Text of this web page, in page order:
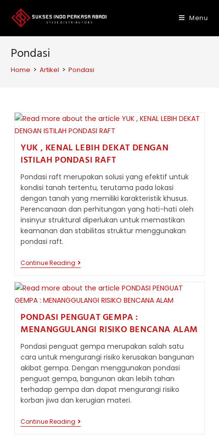
content
Menu
Pondasi
Home > Artikel > Pondasi
YUK , KENAL LEBIH DEKAT DENGAN
ISTILAH PONDASI RAFT
Pondasi raft merupakan solusi yang efektif untuk
kondisi tanah tertentu, terutama pada lokasi
dengan tanah yang memiliki karakteristik khusus.
Perencanaan dan perhitungan yang hati-hati oleh
insinyur struktural diperlukan untuk memastikan
keamanan dan stabilitas struktur menggunakan
pondasi raft.
Continue Reading YUK
,
LEBIH
DENGAN
PONDASI
RAFT
PONDASI PENGUAT GEMPA :
MENANGGULANGI RISIKO BENCANA ALAM
Pondasi penguat gempa merupakan salah satu
cara untuk mengurangi risiko kerusakan bangunan
akibat gempa. Dengan menggunakan pondasi
penguat gempa, bangunan akan lebih tahan
terhadap gempa dan dapat mengurangi risiko
korban jiwa dan kerugian materi.
Continue Reading PONDASI
PENGUAT